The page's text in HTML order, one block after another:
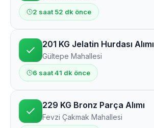
2 saat 52 dk önce
201 KG Jelatin Hurdası Alımı
Gültepe Mahallesi
6 saat 41 dk önce
229 KG Bronz Parça Alımı
Fevzi Çakmak Mahallesi